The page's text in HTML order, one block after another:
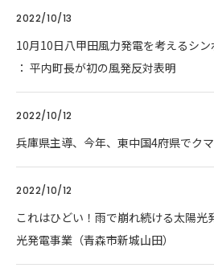
2022/10/13
10月10日八甲田風力発電を考えるシ
： 平内町長が初の風発反対表明
2022/10/12
兵庫県主導、今年、東中国4府県でク
2022/10/12
これはひどい！雨で崩れ続ける太陽
光発電事業（青森市新城山田）